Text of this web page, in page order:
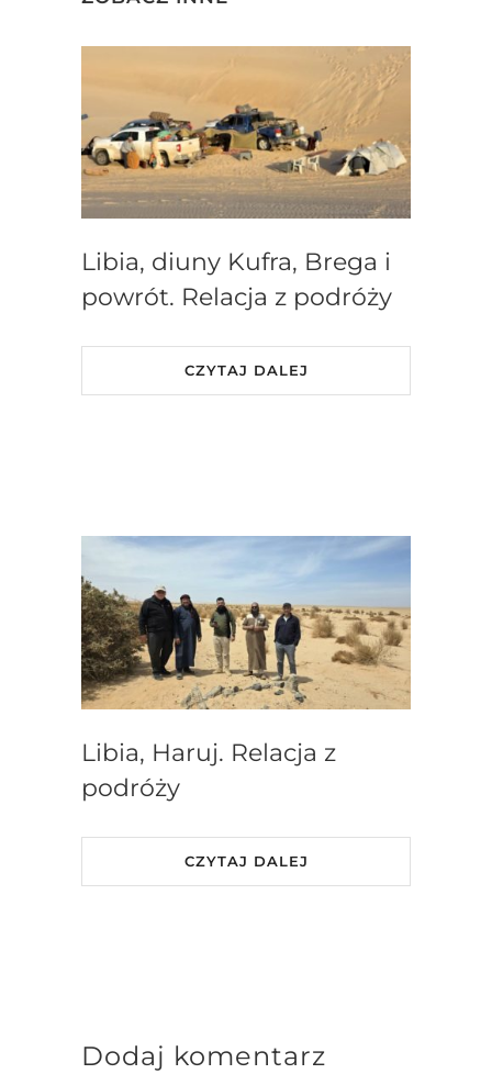
Libia, diuny Kufra, Brega i
powrót. Relacja z podróży
CZYTAJ DALEJ
Libia, Haruj. Relacja z
podróży
CZYTAJ DALEJ
Dodaj komentarz